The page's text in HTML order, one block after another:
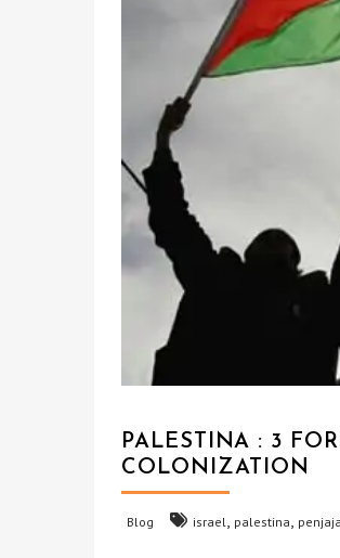
PALESTINA : 3
COLONIZATION
Blog israel palestina